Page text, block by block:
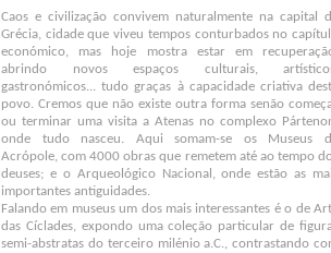
Caos e civilização convivem naturalmente na capital
Grécia, cidade que viveu tempos conturbados no
económico, mas hoje mostra estar em
abrindo novos espaços culturais,
gastronómicos... tudo graças à capacidade criativa
povo. Cremos que não existe outra forma senão
ou terminar uma visita a Atenas no complexo
onde tudo nasceu. Aqui somam-se os Museus
Acrópole, com 4000 obras que remetem até ao tempo
deuses; e o Arqueológico Nacional, onde estão as
importantes antiguidades.
Falando em museus um dos mais interessantes é o de
das Cíclades, expondo uma coleção particular de
semi-abstratas do terceiro milénio a.C., contrastando